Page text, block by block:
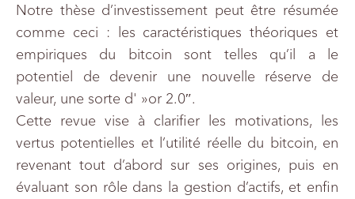
Notre thèse d’investissement peut être résumée
comme ceci : les caractéristiques théoriques et
empiriques du bitcoin sont telles qu’il a le
potentiel de devenir une nouvelle réserve de
valeur, une sorte d' »or 2.0″.
Cette revue vise à clarifier les motivations, les
vertus potentielles et l’utilité réelle du bitcoin, en
revenant tout d’abord sur ses origines, puis en
évaluant son rôle dans la gestion d’actifs, et enfin